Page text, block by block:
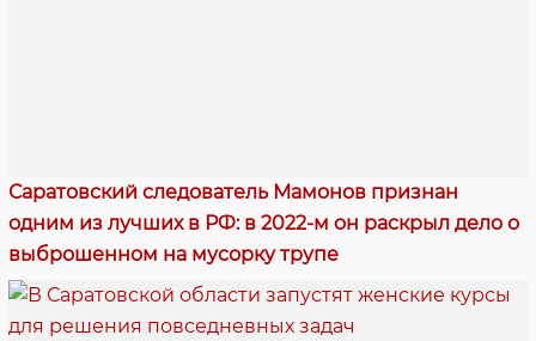
Саратовский следователь Мамонов признан
одним из лучших в РФ: в 2022-м он раскрыл дело о
выброшенном на мусорку трупе